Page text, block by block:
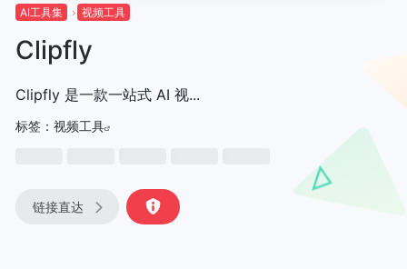
AI工具集 视频工具
Clipfly
Clipfly 是一款一站式 AI 视...
标签： 视频工具
链接直达